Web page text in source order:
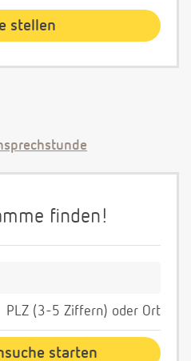
finden!
PLZ (3-5 Ziffern) oder Ort